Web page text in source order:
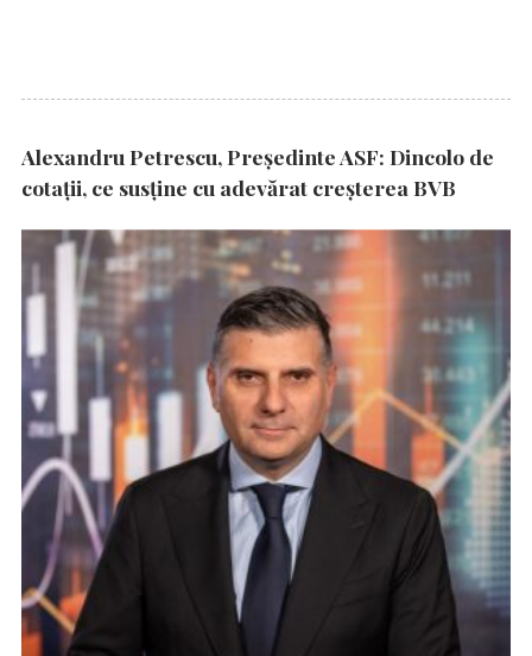
Alexandru Petrescu, Președinte ASF: Dincolo de
cotații, ce susține cu adevărat creșterea BVB